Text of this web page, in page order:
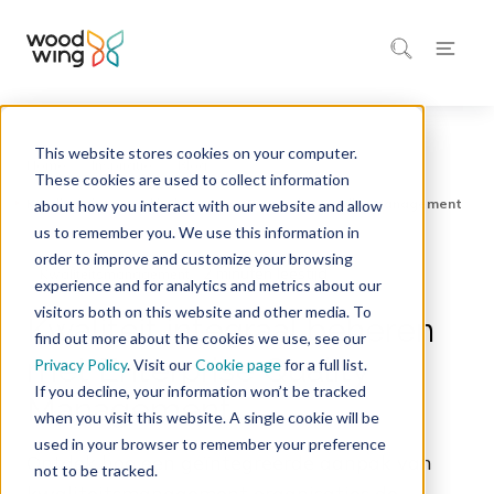
This website stores cookies on your computer.
These cookies are used to collect information
about how you interact with our website and allow
us to remember you. We use this information in
order to improve and customize your browsing
experience and for analytics and metrics about our
visitors both on this website and other media. To
find out more about the cookies we use, see our
Privacy Policy. Visit ourCookie pagefor a full list.
If you decline, your information won’t be tracked
when you visit this website. A single cookie will be
used in your browser to remember your preference
not to be tracked.
2 minuten leestijd
Kwaliteit integraal beheren
met Enterprise Quality
Management
Ontdek hoe een geïntegreerde aanpak van